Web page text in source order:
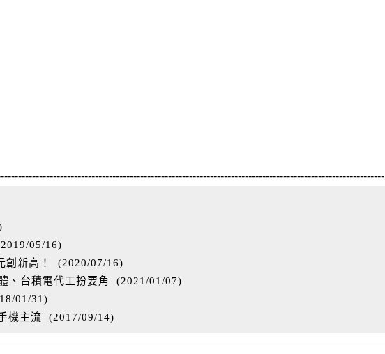
2019/05/16)
新高！
(2020/07/16)
、台積電代工扮要角
(2021/01/07)
01/31 )
機主流 (2017/09/14)